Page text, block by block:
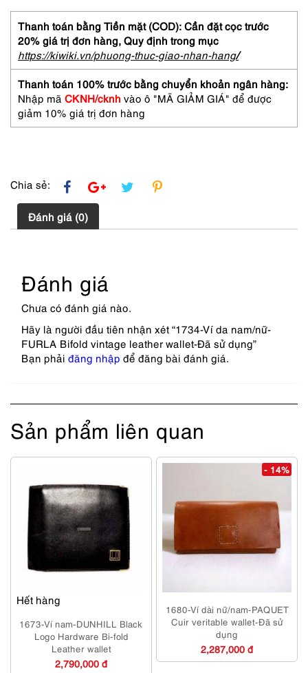
nam/nữ-
FURLA
Bifold
vintage
leather
wallet-
Đã
sử
dụng
Thanh toán bằng Tiền mặt (COD): Cần đặt cọc trước
20% giá trị đơn hàng, Quy định trong mục
https://kiwiki.vn/phuong-thuc-giao-nhan-hang/
Thanh toán 100% trước bằng chuyển khoản ngân hàng:
Nhập mã CKNH/cknh vào ô "MÃ GIẢM GIÁ" để được
giảm 10% giá trị đơn hàng
Chia sẻ:
Đánh giá (0)
Đánh giá
Chưa có đánh giá nào.
Hãy là người đầu tiên nhận xét “1734-Ví da nam/nữ-
FURLA Bifold vintage leather wallet-Đã sử dụng”
Bạn phải đăng nhập để đăng bài đánh giá.
Sản phẩm liên quan
Hết hàng
1673-Ví nam-DUNHILL Black
Logo Hardware Bi-fold
Leather wallet
2,790,000 đ
- 14%
1680-Ví dài nữ/nam-PAQUET
Cuir veritable wallet-Đã sử
dụng
2,287,000 đ